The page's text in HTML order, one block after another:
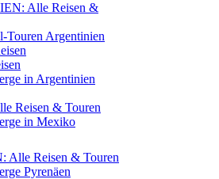
Alle Reisen &
Touren Argentinien
in Argentinien
Reisen & Touren
in Mexiko
Alle Reisen & Touren
Pyrenäen